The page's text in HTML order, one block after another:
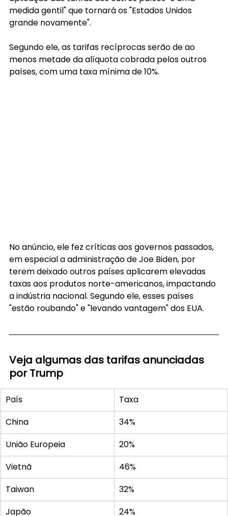
medida gentil" que tornará os "Estados Unidos
grande novamente".
Segundo ele, as tarifas recíprocas serão de ao
menos metade da alíquota cobrada pelos outros
países, com uma taxa mínima de 10%.
No anúncio, ele fez críticas aos governos passados,
em especial a administração de Joe Biden, por
terem deixado outros países aplicarem elevadas
taxas aos produtos norte-americanos, impactando
a indústria nacional. Segundo ele, esses países
"estão roubando" e "levando vantagem" dos EUA.
Veja algumas das tarifas anunciadas
por Trump
País
Taxa
China
34%
União Europeia
20%
Vietnã
46%
Taiwan
32%
Japão
24%